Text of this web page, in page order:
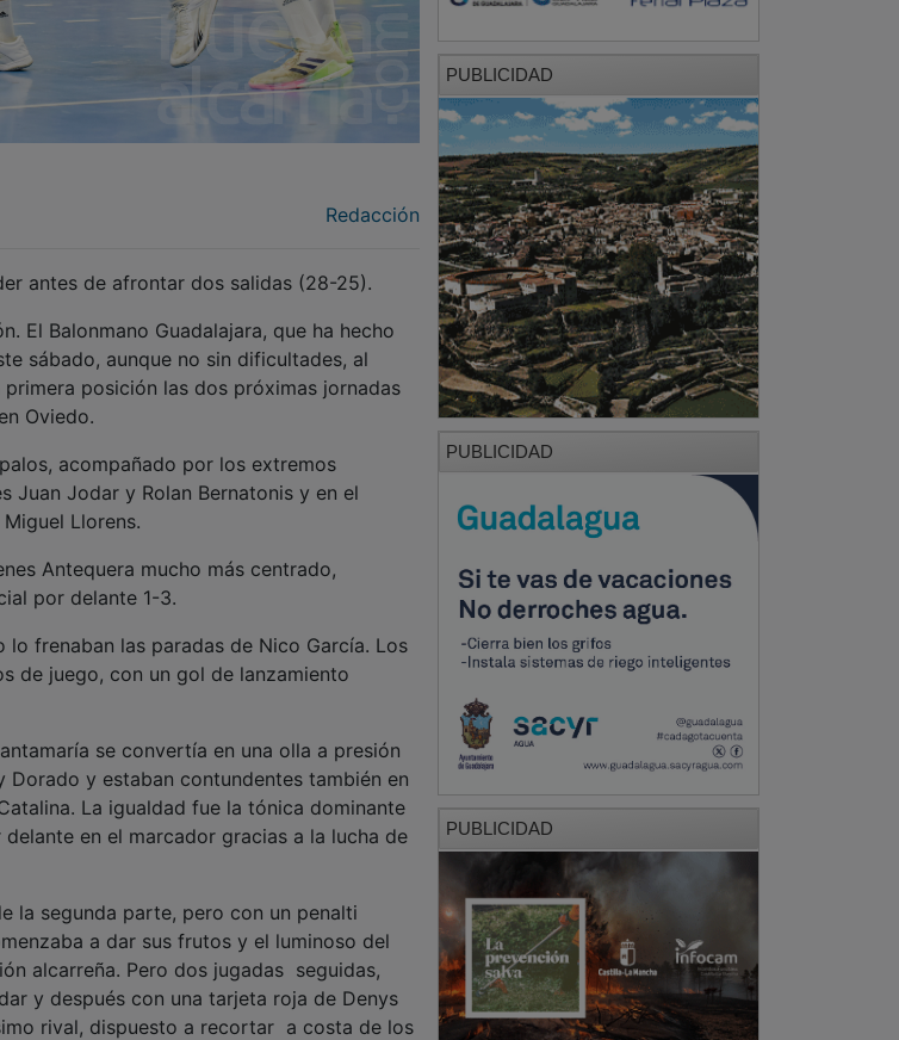
Redacción
antes de afrontar dos salidas (28-25).
El Balonmano Guadalajara, que ha hecho
sábado, aunque no sin dificultades, al
posición las dos próximas jornadas
Oviedo.
acompañado por los extremos
Juan Jodar y Rolan Bernatonis y en el
Llorens.
Antequera mucho más centrado,
por delante 1-3.
frenaban las paradas de Nico García. Los
de juego, con un gol de lanzamiento
se convertía en una olla a presión
Dorado y estaban contundentes también en
La igualdad fue la tónica dominante
en el marcador gracias a la lucha de
la segunda parte, pero con un penalti
a dar sus frutos y el luminoso del
alcarreña. Pero dos jugadas seguidas,
y después con una tarjeta roja de Denys
rival, dispuesto a recortar a costa de los
PUBLICIDAD
PUBLICIDAD
PUBLICIDAD